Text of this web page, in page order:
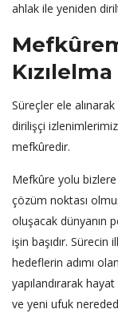
ahlak ile yeniden
Kızılelma
Süreçler ele alınarak
dirilişçi
mefkûredir.
Mefkûre yolu
çözüm noktası
oluşacak dünyanın
işin başıdır. Sürecin
hedeflerin adımı
yapılandırarak
ve yeni ufuk